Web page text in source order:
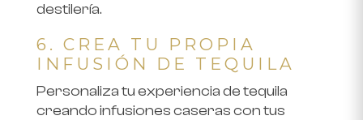
destilería.
6. CREA TU PROPIA
INFUSIÓN DE TEQUILA
Personaliza tu experiencia de tequila
creando infusiones caseras con tus